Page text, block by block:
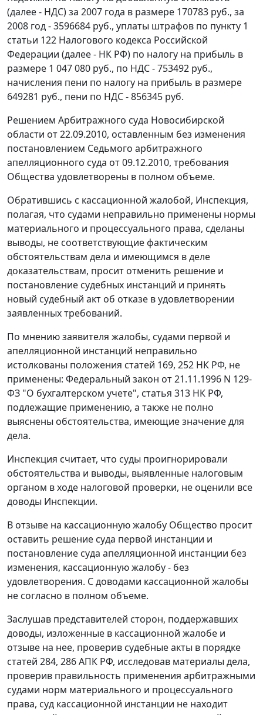
(далее - НДС) за 2007 года в размере 170783 руб., за
2008 год - 3596684 руб., уплаты штрафов по пункту 1
статьи 122 Налогового кодекса Российской
Федерации (далее - НК РФ) по налогу на прибыль в
размере 1 047 080 руб., по НДС - 753492 руб.,
начисления пени по налогу на прибыль в размере
649281 руб., пени по НДС - 856345 руб.
Решением Арбитражного суда Новосибирской
области от 22.09.2010, оставленным без изменения
постановлением Седьмого арбитражного
апелляционного суда от 09.12.2010, требования
Общества удовлетворены в полном объеме.
Обратившись с кассационной жалобой, Инспекция,
полагая, что судами неправильно применены нормы
материального и процессуального права, сделаны
выводы, не соответствующие фактическим
обстоятельствам дела и имеющимся в деле
доказательствам, просит отменить решение и
постановление судебных инстанций и принять
новый судебный акт об отказе в удовлетворении
заявленных требований.
По мнению заявителя жалобы, судами первой и
апелляционной инстанций неправильно
истолкованы положения статей 169, 252 НК РФ, не
применены: Федеральный закон от 21.11.1996 N 129-
ФЗ "О бухгалтерском учете", статья 313 НК РФ,
подлежащие применению, а также не полно
выяснены обстоятельства, имеющие значение для
дела.
Инспекция считает, что суды проигнорировали
обстоятельства и выводы, выявленные налоговым
органом в ходе налоговой проверки, не оценили все
доводы Инспекции.
В отзыве на кассационную жалобу Общество просит
оставить решение суда первой инстанции и
постановление суда апелляционной инстанции без
изменения, кассационную жалобу - без
удовлетворения. С доводами кассационной жалобы
не согласно в полном объеме.
Заслушав представителей сторон, поддержавших
доводы, изложенные в кассационной жалобе и
отзыве на нее, проверив судебные акты в порядке
статей 284, 286АПК РФ, исследовав материалы дела,
проверив правильность применения арбитражными
судами норм материального и процессуального
права, суд кассационной инстанции не находит